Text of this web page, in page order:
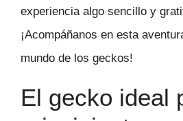
experiencia algo sencillo y
¡Acompáñanos en esta
mundo de los geckos!
El gecko ideal